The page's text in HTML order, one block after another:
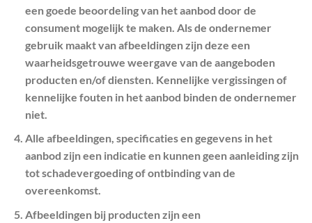
een goede beoordeling van het aanbod door de
consument mogelijk te maken. Als de ondernemer
gebruik maakt van afbeeldingen zijn deze een
waarheidsgetrouwe weergave van de aangeboden
producten en/of diensten. Kennelijke vergissingen of
kennelijke fouten in het aanbod binden de ondernemer
niet.
Alle afbeeldingen, specificaties en gegevens in het
aanbod zijn een indicatie en kunnen geen aanleiding zijn
tot schadevergoeding of ontbinding van de
overeenkomst.
Afbeeldingen bij producten zijn een